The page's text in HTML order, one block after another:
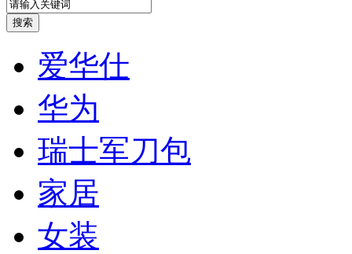
爱华仕
华为
瑞士军刀包
家居
女装